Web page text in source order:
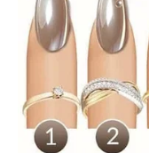
Tua Casa